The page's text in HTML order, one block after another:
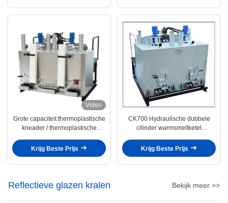
Video
Grote capaciteit thermoplastische
kneader / thermoplastische
Krijg Beste Prijs
CK700 Hydraulische dubbele
cilinder warmsmeltketel
Krijg Beste Prijs
Reflectieve glazen kralen Bekijk meer >>